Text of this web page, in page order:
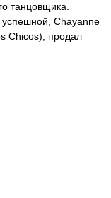
танцовщика.
успешной, Chayanne
Chicos), продал